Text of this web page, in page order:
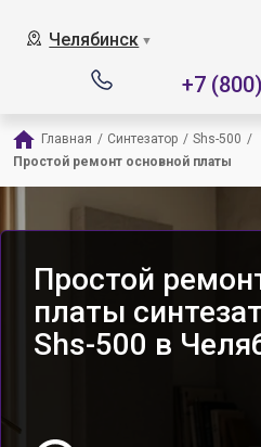
Челябинск ▼
+7
Главная / Синтезатор / Shs-500 /
Простой ремонт основной платы
Простой
платы
Shs-500 в